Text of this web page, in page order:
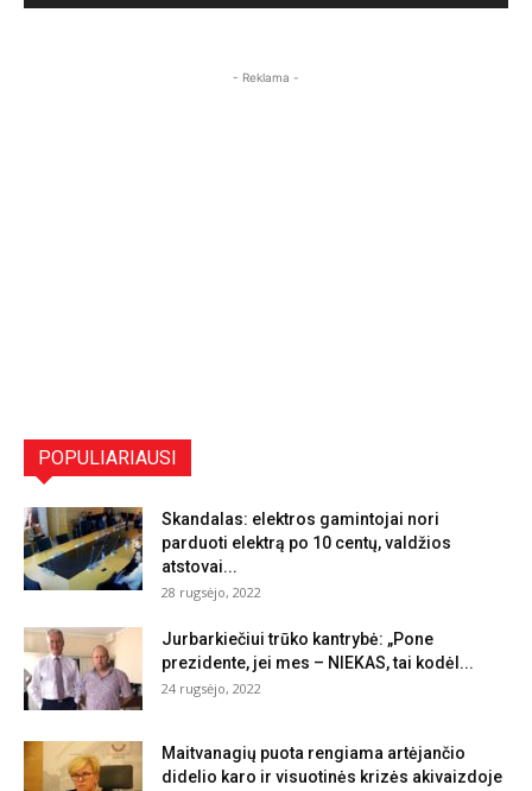
- Reklama -
POPULIARIAUSI
Skandalas: elektros gamintojai nori
parduoti elektrą po 10 centų, valdžios
atstovai...
28 rugsėjo, 2022
Jurbarkiečiui trūko kantrybė: „Pone
prezidente, jei mes – NIEKAS, tai kodėl...
24 rugsėjo, 2022
Maitvanagių puota rengiama artėjančio
didelio karo ir visuotinės krizės akivaizdoje